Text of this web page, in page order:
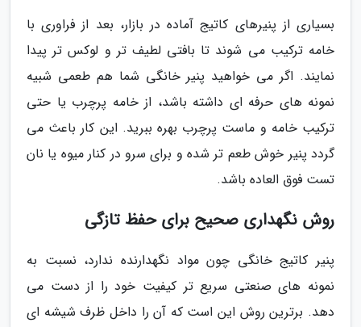
بسیاری از پنیرهای کاتیج آماده در بازار، بعد از فراوری با
خامه ترکیب می شوند تا بافتی لطیف تر و لوکس تر پیدا
نمایند. اگر می خواهید پنیر خانگی شما هم طعمی شبیه
نمونه های حرفه ای داشته باشد، از خامه پرچرب یا حتی
ترکیب خامه و ماست پرچرب بهره ببرید. این کار باعث می
گردد پنیر خوش طعم تر شده و برای سرو در کنار میوه یا نان
تست فوق العاده باشد.
روش نگهداری صحیح برای حفظ تازگی
پنیر کاتیج خانگی چون مواد نگهدارنده ندارد، نسبت به
نمونه های صنعتی سریع تر کیفیت خود را از دست می
دهد. برترین روش این است که آن را داخل ظرف شیشه ای